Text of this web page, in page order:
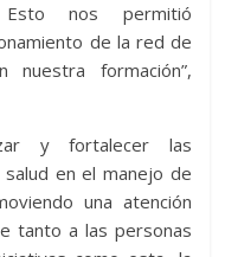
nos permitió
de la red de
nuestra formación”,
y fortalecer las
en el manejo de
una atención
tanto a las personas